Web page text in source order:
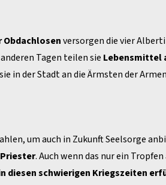
Obdachlosenversorgen die vier
anderen Tagen teilen sie Lebensmittel
in der Stadt an die Ärmsten der
um auch in Zukunft Seelsorge
Priester. Auch wenn das nur ein
diesen schwierigen Kriegszeiten